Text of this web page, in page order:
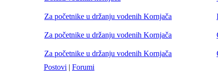
Za početnike u držanju vodenih Kornjača
Za početnike u držanju vodenih Kornjača
Za početnike u držanju vodenih Kornjača
Postovi | Forumi